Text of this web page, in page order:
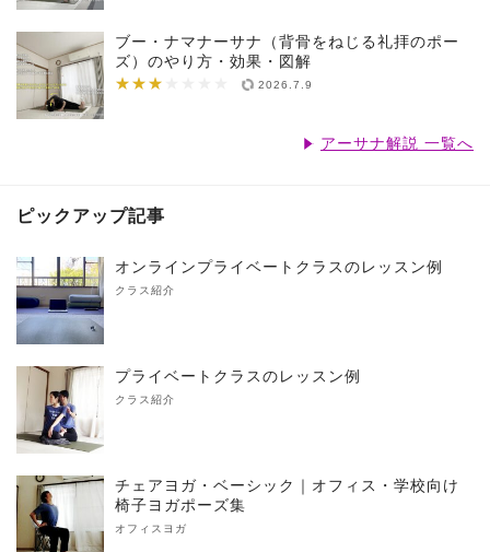
ブー・ナマナーサナ（背骨をねじる礼拝のポー
ズ）のやり方・効果・図解
★★★
★★★★★★★ 2026.7.9
アーサナ解説 一覧へ
ピックアップ記事
オンラインプライベートクラスのレッスン例
クラス紹介
プライベートクラスのレッスン例
クラス紹介
チェアヨガ・ベーシック｜オフィス・学校向け
椅子ヨガポーズ集
オフィスヨガ